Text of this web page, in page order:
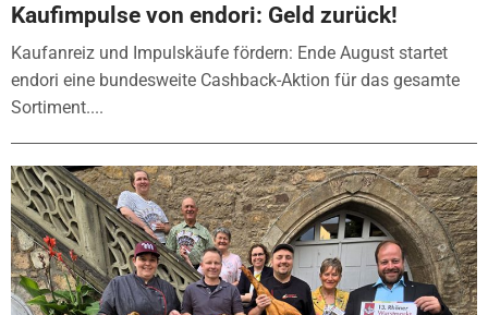
Kaufimpulse von endori: Geld zurück!
Kaufanreiz und Impulskäufe fördern: Ende August startet
endori eine bundesweite Cashback-Aktion für das gesamte
Sortiment....